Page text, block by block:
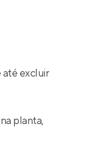
até excluir
planta,